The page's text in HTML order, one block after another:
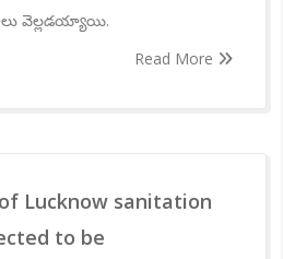
వెల్లడయ్యాయి.
Read More
Lucknow sanitation
to be